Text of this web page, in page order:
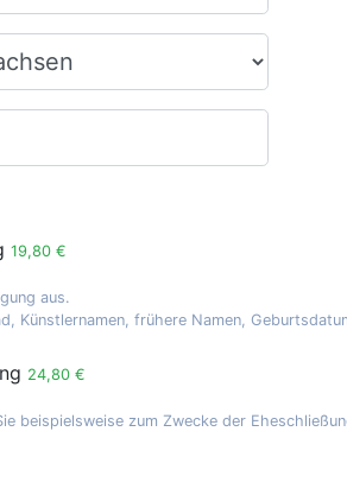
19,80 €
aus.
Künstlernamen, frühere Namen,
24,80 €
beispielsweise zum Zwecke der